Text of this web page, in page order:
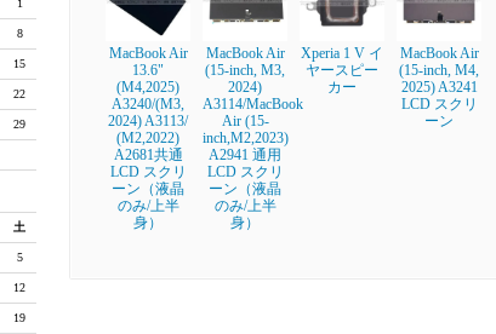
1
8
15
22
29
土
5
12
19
MacBook Air
13.6"
(M4,2025)
A3240/(M3,
2024) A3113/
(M2,2022)
A2681共通
LCD スクリ
ーン（液晶
のみ/上半
身）
MacBook Air
(15-inch, M3,
2024)
A3114/MacBook
Air (15-
inch,M2,2023)
A2941 通用
LCD スクリ
ーン（液晶
のみ/上半
身）
Xperia 1 V イ
ヤースピー
カー
MacBook Air
(15-inch, M4,
2025) A3241
LCD スクリ
ーン